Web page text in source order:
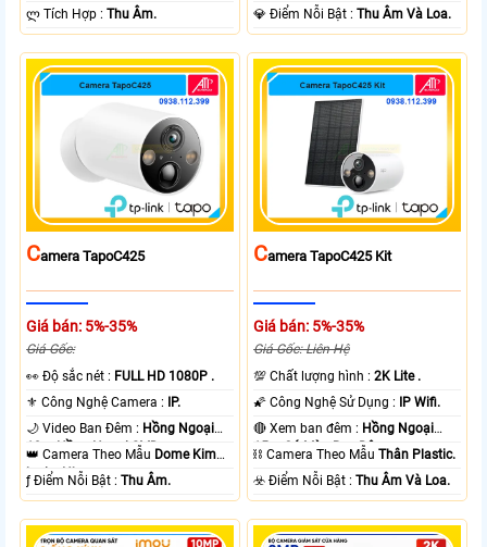
️ლ Tích Hợp :Thu Âm. ️💎 Điểm Nỗi Bật :Thu Âm Và Loa.
CAmera TapoC425
Giá bán: 5%-35%
Giá Gốc:
️👀 Độ sắc nét : FULL HD 1080P .
⚜️ Công Nghệ Camera : IP.
🌙 Video Ban Đêm : Hồng Ngoại
10m Hồng Ngoại SMD.
👑 Camera Theo Mẫu Dome Kim
loại + Nhựa.
️ƒ Điểm Nỗi Bật :Thu Âm.
CAmera TapoC425 Kit
Giá bán: 5%-35%
Giá Gốc: Liên Hệ
💯 Chất lượng hình :2K Lite .
🌠 Công Nghệ Sử Dụng : IP Wifi.
🔴 Xem ban đêm : Hồng Ngoại
15m Có Màu Ban Ðêm.
⛓ Camera Theo MẫuThân Plastic.
️☣️ Điểm Nỗi Bật :Thu Âm Và Loa.